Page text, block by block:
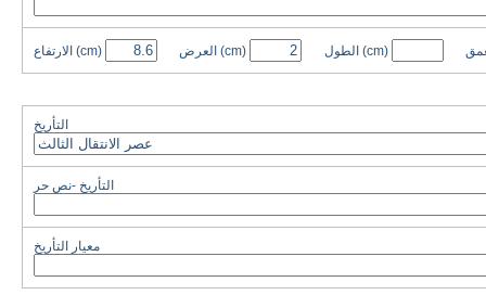
الارتفاع (cm) العرض (cm) الطول (cm)
التأريخ
التأريخ -نص حر
معيار التأريخ